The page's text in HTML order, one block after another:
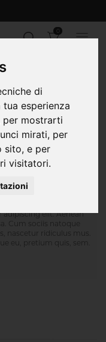
di
esperienza
per mostrarti
mirati, per
sito, e per
visitatori.
0
Novità
elit. Aenean
Cum sociis natoque
nascetur ridiculus mus.
eu, pretium quis, sem.